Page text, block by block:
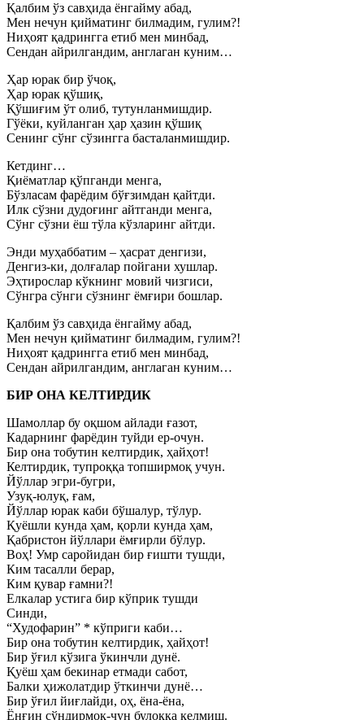
Қалбим ўз савҳида ёнгайму абад,
Мен нечун қийматинг билмадим, гулим?!
Ниҳоят қадрингга етиб мен минбад,
Сендан айрилгандим, англаган куним…
Ҳар юрак бир ўчоқ,
Ҳар юрак қўшиқ,
Қўшиғим ўт олиб, тутунланмишдир.
Гўёки, куйланган ҳар ҳазин қўшиқ
Сенинг сўнг сўзингга басталанмишдир.
Кетдинг…
Қиёматлар қўпганди менга,
Бўзласам фарёдим бўғзимдан қайтди.
Илк сўзни дудоғинг айтганди менга,
Сўнг сўзни ёш тўла кўзларинг айтди.
Энди муҳаббатим – ҳасрат денгизи,
Денгиз-ки, долғалар пойгани хушлар.
Эҳтирослар кўкнинг мовий чизгиси,
Сўнгра сўнги сўзнинг ёмғири бошлар.
Қалбим ўз савҳида ёнгайму абад,
Мен нечун қийматинг билмадим, гулим?!
Ниҳоят қадрингга етиб мен минбад,
Сендан айрилгандим, англаган куним…
БИР ОНА КЕЛТИРДИК
Шамоллар бу оқшом айлади ғазот,
Кадарнинг фарёдин туйди ер-очун.
Бир она тобутин келтирдик, ҳайҳот!
Келтирдик, тупроққа топширмоқ учун.
Йўллар эгри-бугри,
Узуқ-юлуқ, ғам,
Йўллар юрак каби бўшалур, тўлур.
Қуёшли кунда ҳам, қорли кунда ҳам,
Қабристон йўллари ёмғирли бўлур.
Воҳ! Умр саройидан бир ғишти тушди,
Ким тасалли берар,
Ким қувар ғамни?!
Елкалар устига бир кўприк тушди
Синди,
“Худофарин” * кўприги каби…
Бир она тобутин келтирдик, ҳайҳот!
Бир ўғил кўзига ўкинчли дунё.
Қуёш ҳам бекинар етмади сабот,
Балки ҳижолатдир ўткинчи дунё…
Бир ўғил йиғлайди, оҳ, ёна-ёна,
Ёнғин сўндирмоқ-чун булоққа келмиш.